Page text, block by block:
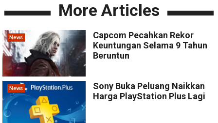
More Articles
News
Capcom Pecahkan Rekor
Keuntungan Selama 9 Tahun
Beruntun
News
Sony Buka Peluang Naikkan
Harga PlayStation Plus Lagi